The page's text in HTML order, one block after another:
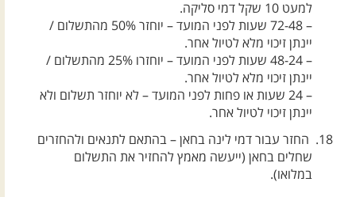
למעט 10 שקל דמי סליקה.
– 72-48 שעות לפני המועד – יוחזר 50% מהתשלום /
יינתן זיכוי מלא לטיול אחר.
– 48-24 שעות לפני המועד – יוחזרו 25% מהתשלום /
יינתן זיכוי מלא לטיול אחר.
– 24 שעות או פחות לפני המועד – לא יוחזר תשלום ולא
יינתן זיכוי לטיול אחר.
החזר עבור דמי לינה בחאן – בהתאם לתנאים ולהחזרים
שחלים בחאן (ייעשה מאמץ להחזיר את התשלום
במלואו).